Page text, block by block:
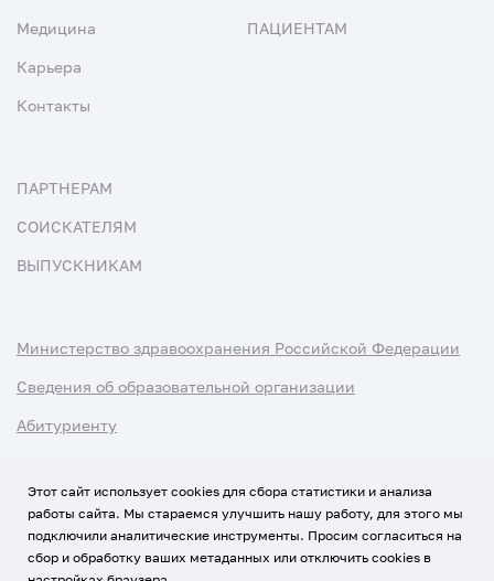
Медицина
Карьера
Контакты
ПАЦИЕНТАМ
ПАРТНЕРАМ
СОИСКАТЕЛЯМ
ВЫПУСКНИКАМ
Министерство здравоохранения Российской Федерации
Сведения об образовательной организации
Абитуриенту
Политика обработки персональных данных
Этот сайт использует cookies для сбора статистики и анализа
работы сайта. Мы стараемся улучшить нашу работу, для этого мы
подключили аналитические инструменты. Просим согласиться на
сбор и обработку ваших метаданных или отключить cookies в